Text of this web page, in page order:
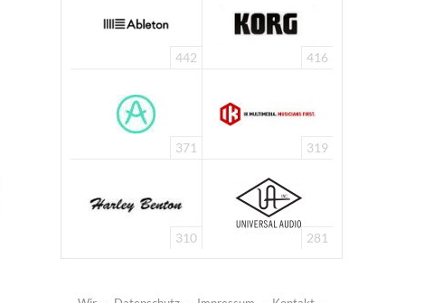
442 416
371 319
310 281